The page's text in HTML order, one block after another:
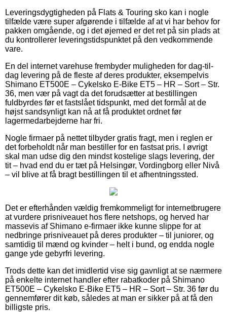
Leveringsdygtigheden på Flats & Touring sko kan i nogle
tilfælde være super afgørende i tilfælde af at vi har behov for
pakken omgående, og i det øjemed er det ret på sin plads at
du kontrollerer leveringstidspunktet på den vedkommende
vare.
En del internet varehuse frembyder muligheden for dag-til-
dag levering på de fleste af deres produkter, eksempelvis
Shimano ET500E – Cykelsko E-Bike ET5 – HR – Sort – Str.
36, men vær på vagt da det forudsætter at bestillingen
fuldbyrdes før et fastslået tidspunkt, med det formål at de
højst sandsynligt kan nå at få produktet ordnet før
lagermedarbejderne har fri.
Nogle firmaer på nettet tilbyder gratis fragt, men i reglen er
det forbeholdt når man bestiller for en fastsat pris. I øvrigt
skal man udse dig den mindst kostelige slags levering, der
tit – hvad end du er tæt på Helsingør, Vordingborg eller Nivå
– vil blive at få bragt bestillingen til et afhentningssted.
Det er efterhånden vældig fremkommeligt for internetbrugere
at vurdere prisniveauet hos flere netshops, og herved har
massevis af Shimano e-firmaer ikke kunne slippe for at
nedbringe prisniveauet på deres produkter – til juniorer, og
samtidig til mænd og kvinder – helt i bund, og endda nogle
gange yde gebyrfri levering.
Trods dette kan det imidlertid vise sig gavnligt at se nærmere
på enkelte internet handler efter rabatkoder på Shimano
ET500E – Cykelsko E-Bike ET5 – HR – Sort – Str. 36 før du
gennemfører dit køb, således at man er sikker på at få den
billigste pris.